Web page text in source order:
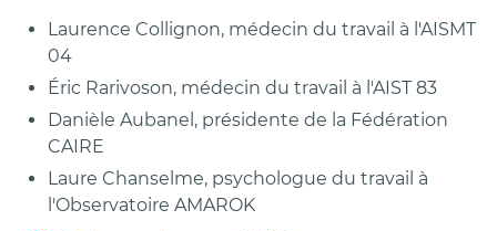
Laurence Collignon, médecin du travail à l'AISMT
04
Éric Rarivoson, médecin du travail à l'AIST 83
Danièle Aubanel, présidente de la Fédération
CAIRE
Laure Chanselme, psychologue du travail à
l'Observatoire AMAROK